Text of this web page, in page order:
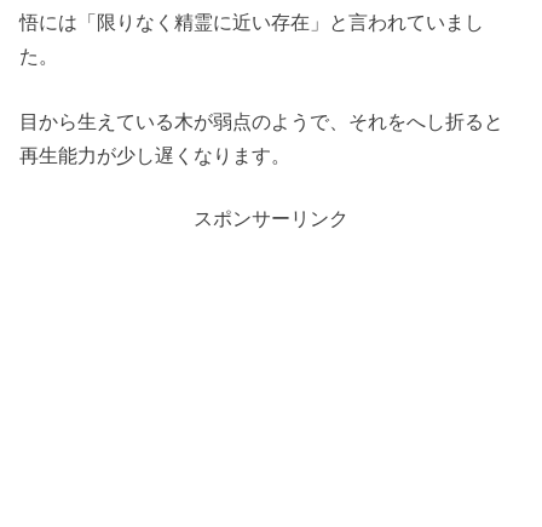
悟には「限りなく精霊に近い存在」と言われていまし
た。
目から生えている木が弱点のようで、それをへし折ると
再生能力が少し遅くなります。
スポンサーリンク